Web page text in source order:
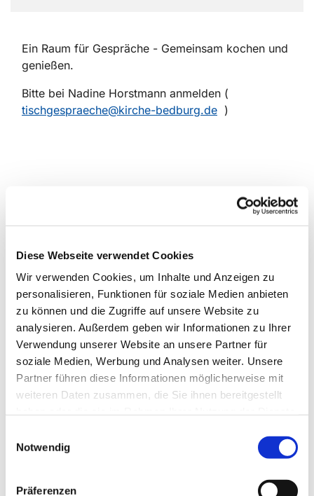
Diese Webseite verwendet Cookies
Wir verwenden Cookies, um Inhalte und Anzeigen zu
personalisieren, Funktionen für soziale Medien anbieten
zu können und die Zugriffe auf unsere Website zu
analysieren. Außerdem geben wir Informationen zu Ihrer
Verwendung unserer Website an unsere Partner für
soziale Medien, Werbung und Analysen weiter. Unsere
Partner führen diese Informationen möglicherweise mit
weiteren Daten zusammen, die Sie ihnen bereitgestellt
Notwendig
Präferenzen
Ein Raum für Gespräche - Gemeinsam kochen und
genießen.
Bitte bei Nadine Horstmann anmelden (
tischgespraeche@kirche-bedburg.de )
Dies könnte Sie auch